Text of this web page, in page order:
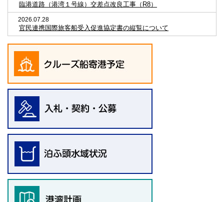
臨港道路（港湾１号線）交差点改良工事（R8）
2026.07.28
官民連携国際旅客船受入促進協定書の縦覧について